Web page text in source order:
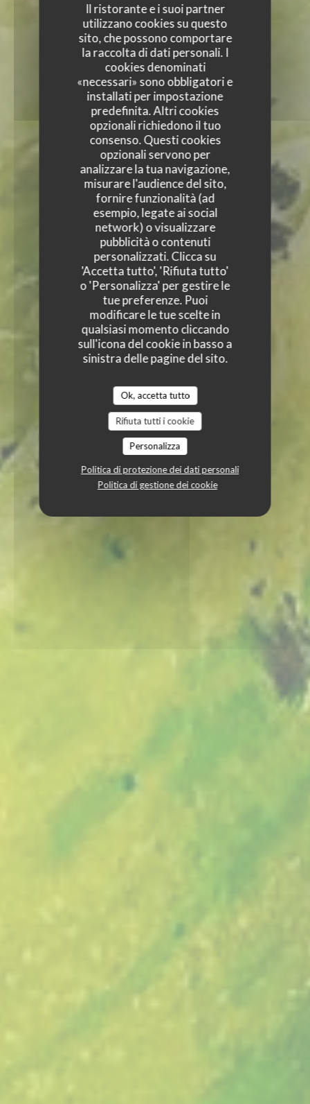
Il ristorante e i suoi partner
utilizzano cookies su questo
sito, che possono comportare
la raccolta di dati personali. I
cookies denominati
«necessari» sono obbligatori e
installati per impostazione
predefinita. Altri cookies
opzionali richiedono il tuo
consenso. Questi cookies
opzionali servono per
analizzare la tua navigazione,
misurare l'audience del sito,
fornire funzionalità (ad
esempio, legate ai social
network) o visualizzare
pubblicità o contenuti
personalizzati. Clicca su
'Accetta tutto', 'Rifiuta tutto'
o 'Personalizza' per gestire le
tue preferenze. Puoi
modificare le tue scelte in
qualsiasi momento cliccando
sull'icona del cookie in basso a
sinistra delle pagine del sito.
Ok, accetta tutto
Rifiuta tutti i cookie
Personalizza
Politica di protezione dei dati personali
Politica di gestione dei cookie